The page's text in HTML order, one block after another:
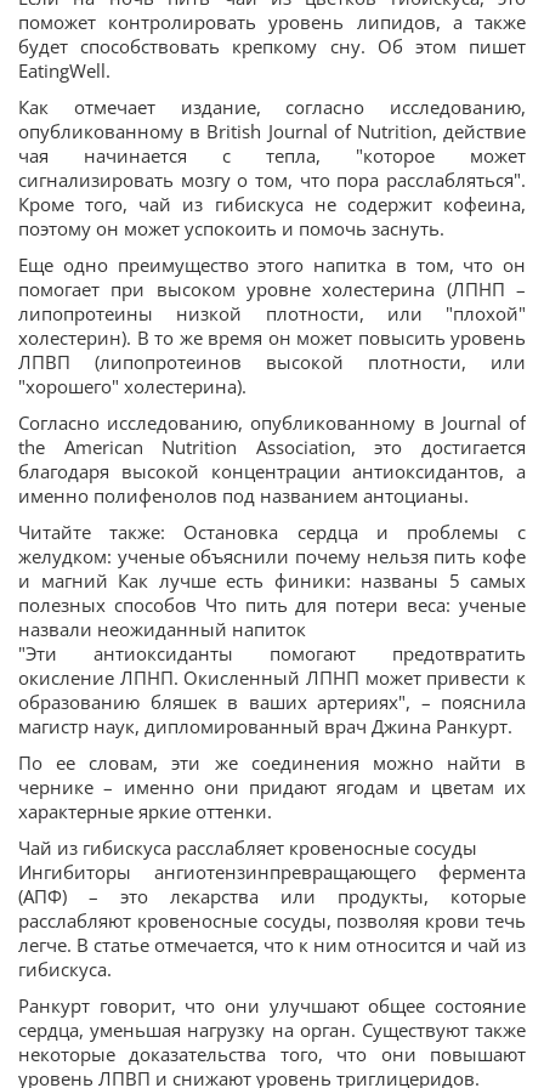
поможет контролировать уровень липидов, а также
будет способствовать крепкому сну. Об этом пишет
EatingWell.
Как отмечает издание, согласно исследованию,
опубликованному в British Journal of Nutrition, действие
чая начинается с тепла, "которое может
сигнализировать мозгу о том, что пора расслабляться".
Кроме того, чай из гибискуса не содержит кофеина,
поэтому он может успокоить и помочь заснуть.
Еще одно преимущество этого напитка в том, что он
помогает при высоком уровне холестерина (ЛПНП –
липопротеины низкой плотности, или "плохой"
холестерин). В то же время он может повысить уровень
ЛПВП (липопротеинов высокой плотности, или
"хорошего" холестерина).
Согласно исследованию, опубликованному в Journal of
the American Nutrition Association, это достигается
благодаря высокой концентрации антиоксидантов, а
именно полифенолов под названием антоцианы.
Читайте также: Остановка сердца и проблемы с
желудком: ученые объяснили почему нельзя пить кофе
и магний Как лучше есть финики: названы 5 самых
полезных способов Что пить для потери веса: ученые
назвали неожиданный напиток
"Эти антиоксиданты помогают предотвратить
окисление ЛПНП. Окисленный ЛПНП может привести к
образованию бляшек в ваших артериях", – пояснила
магистр наук, дипломированный врач Джина Ранкурт.
По ее словам, эти же соединения можно найти в
чернике – именно они придают ягодам и цветам их
характерные яркие оттенки.
Чай из гибискуса расслабляет кровеносные сосуды
Ингибиторы ангиотензинпревращающего фермента
(АПФ) – это лекарства или продукты, которые
расслабляют кровеносные сосуды, позволяя крови течь
легче. В статье отмечается, что к ним относится и чай из
гибискуса.
Ранкурт говорит, что они улучшают общее состояние
сердца, уменьшая нагрузку на орган. Существуют также
некоторые доказательства того, что они повышают
уровень ЛПВП и снижают уровень триглицеридов.